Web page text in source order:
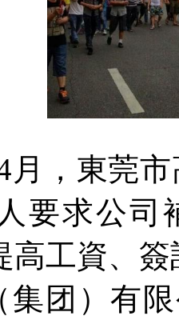
月，東莞
要求公司
高工資、
集团）有